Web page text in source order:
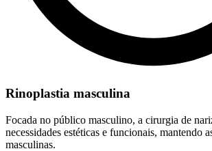
Rinoplastia masculina
Focada no público masculino, a cirurgia de
necessidades estéticas e funcionais, mantendo
masculinas.